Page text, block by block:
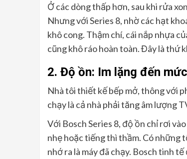
Ở các dòng thấp hơn, sau khi rửa
Nhưng với Series 8, nhờ các hạt
khô cong. Thậm chí, cái nắp nhựa
cũng khô ráo hoàn toàn. Đây là thứ
2. Độ ồn: Im lặng đến
Nhà tôi thiết kế bếp mở, thông với
chạy là cả nhà phải tăng âm lượng
Với Bosch Series 8, độ ồn chỉ rơi
nhẹ hoặc tiếng thì thầm. Có những
nhớ ra là máy đã chạy. Bosch tinh